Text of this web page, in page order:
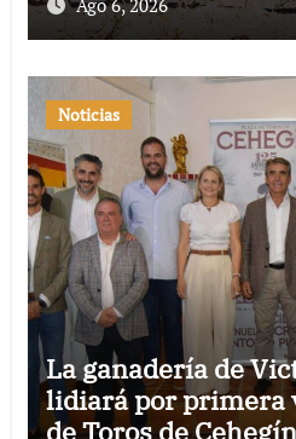
Ago 6, 2026
Noticias
La ganadería de
lidiará por primera
de Toros de